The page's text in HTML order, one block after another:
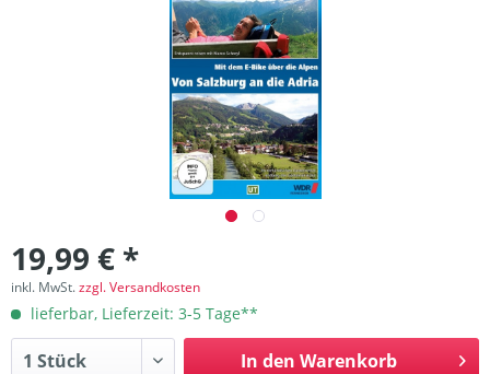
19,99 € *
inkl. MwSt.zzgl. Versandkosten
lieferbar, Lieferzeit: 3-5 Tage**
In den Warenkorb